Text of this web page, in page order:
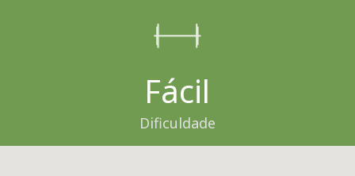
Fácil
Dificuldade